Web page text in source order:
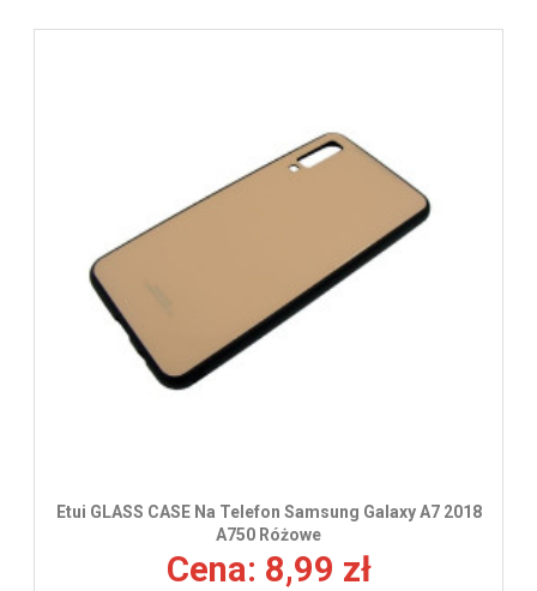
Etui GLASS CASE Na Telefon Samsung Galaxy A7 2018
A750 Różowe
Cena: 8,99 zł